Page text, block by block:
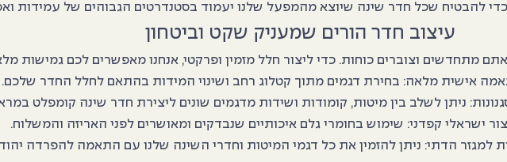
להבטיח שכל חדר שינה שיוצא מהמפעל שלנו יעמוד בסטנדרטים הגבוהים של עמידות
עיצוב חדר הורים שמעניק שקט וביטחון
מתחדשים וצוברים כוחות. כדי ליצור חלל מזמין ופרקטי, אנחנו מאפשרים לכם גמישות
אישית מלאה: בחירת דגמים מתוך קטלוג רחב ושינוי המידות בהתאם לחלל החדר שלכם.
ניתן לשלב בין מיטות, קומודות ושידות מדגמים שונים ליצירת חדר שינה קומפלט
ישראלי קפדני: שימוש בחומרי גלם איכותיים שנבדקים ומאושרים לפני האריזה והמשלוח.
למגזר הדתי: ניתן להזמין את כל דגמי המיטות וחדרי השינה שלנו עם התאמה להפרדה